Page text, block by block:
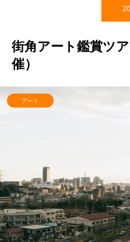
街角アート鑑賞ツ
催）
アート